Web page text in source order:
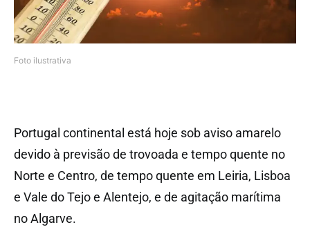
Foto ilustrativa
Portugal continental está hoje sob aviso amarelo
devido à previsão de trovoada e tempo quente no
Norte e Centro, de tempo quente em Leiria, Lisboa
e Vale do Tejo e Alentejo, e de agitação marítima
no Algarve.